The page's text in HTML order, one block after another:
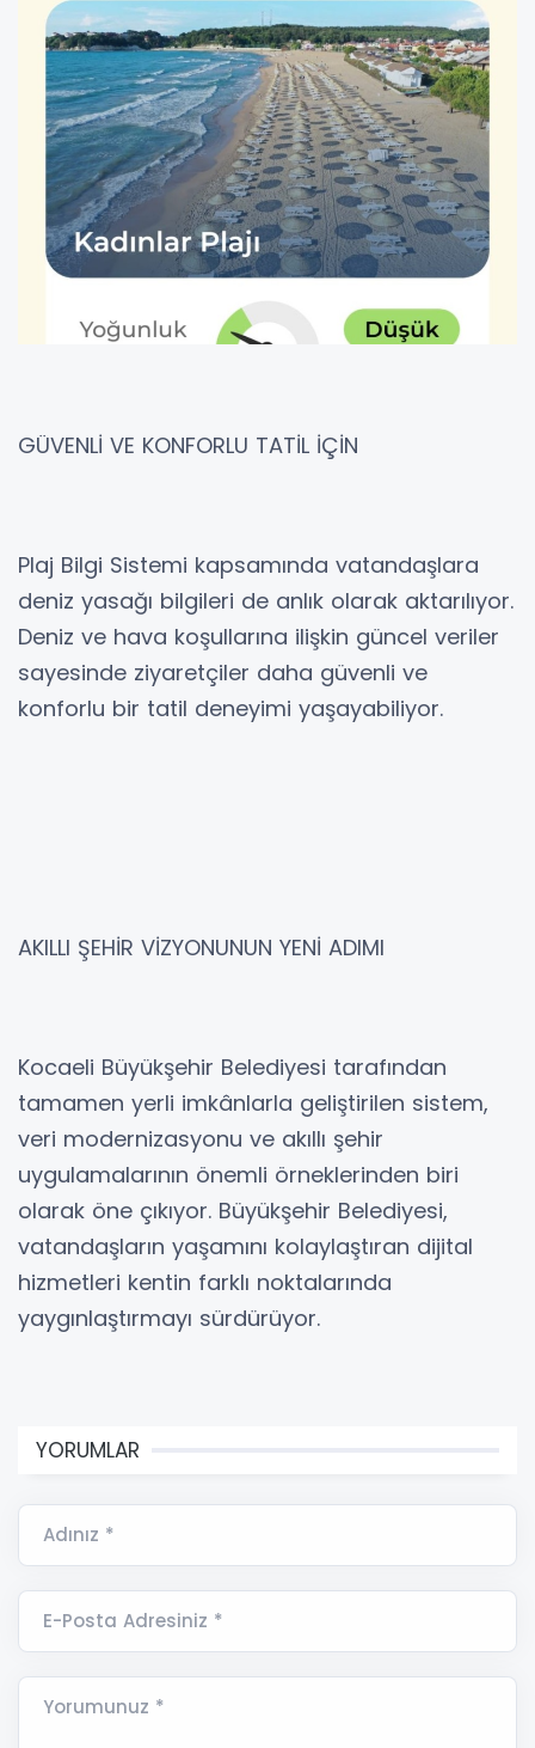
GÜVENLİ VE KONFORLU TATİL İÇİN
Plaj Bilgi Sistemi kapsamında vatandaşlara
deniz yasağı bilgileri de anlık olarak aktarılıyor.
Deniz ve hava koşullarına ilişkin güncel veriler
sayesinde ziyaretçiler daha güvenli ve
konforlu bir tatil deneyimi yaşayabiliyor.
AKILLI ŞEHİR VİZYONUNUN YENİ ADIMI
Kocaeli Büyükşehir Belediyesi tarafından
tamamen yerli imkânlarla geliştirilen sistem,
veri modernizasyonu ve akıllı şehir
uygulamalarının önemli örneklerinden biri
olarak öne çıkıyor. Büyükşehir Belediyesi,
vatandaşların yaşamını kolaylaştıran dijital
hizmetleri kentin farklı noktalarında
yaygınlaştırmayı sürdürüyor.
YORUMLAR
Adınız *
E-Posta Adresiniz *
Yorumunuz *